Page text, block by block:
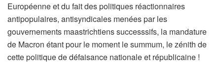
Européenne et du fait des politiques réactionnaires
antipopulaires, antisyndicales menées par les
gouvernements maastrichtiens successsifs, la mandature
de Macron étant pour le moment le summum, le zénith de
cette politique de défaisance nationale et républicaine !